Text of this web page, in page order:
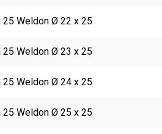
25 Weldon Ø 22 x 25
25 Weldon Ø 23 x 25
25 Weldon Ø 24 x 25
25 Weldon Ø 25 x 25